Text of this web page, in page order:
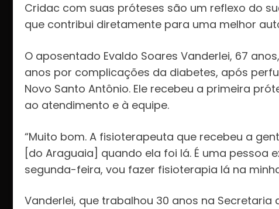
Cridac com suas próteses são um reflexo do
que contribui diretamente para uma melhor
O aposentado Evaldo Soares Vanderlei, 67
anos por complicações da diabetes, após
Novo Santo Antônio. Ele recebeu a primeira
ao atendimento e à equipe.
“Muito bom. A fisioterapeuta que recebeu a
[do Araguaia] quando ela foi lá. É uma pessoa
segunda-feira, vou fazer fisioterapia lá na
Vanderlei, que trabalhou 30 anos na Secretaria